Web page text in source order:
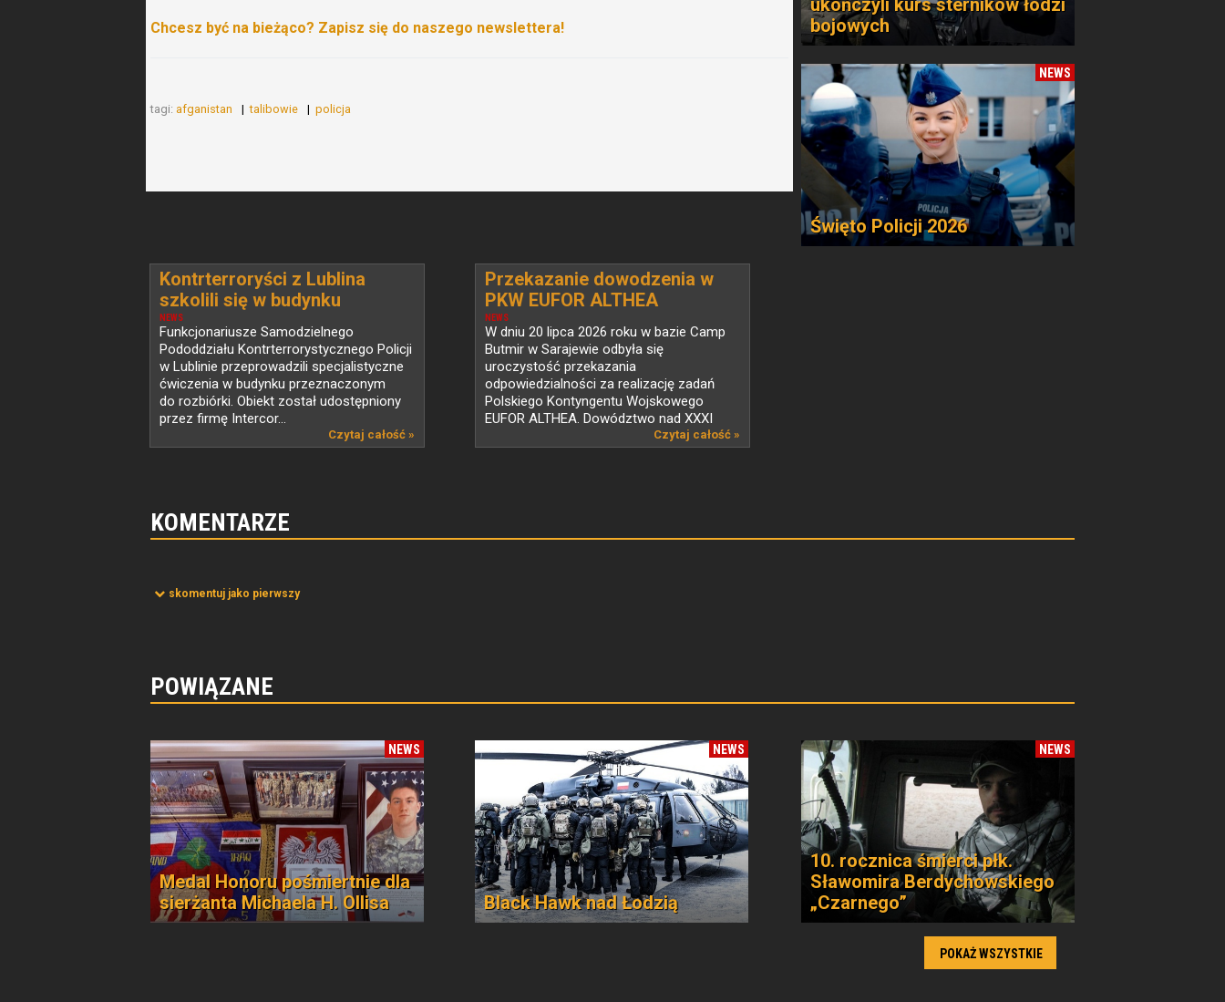
Chcesz być na bieżąco? Zapisz się do naszego newslettera!
tagi: afganistan talibowie policja
ukończyli kurs sterników łodzi
bojowych
NEWS
Święto Policji 2026
NEWS
Kontrterroryści z Lublina
szkolili się w budynku
przeznaczonym do rozbiórki
Funkcjonariusze Samodzielnego
Pododdziału Kontrterrorystycznego Policji
w Lublinie przeprowadzili specjalistyczne
ćwiczenia w budynku przeznaczonym
do rozbiórki. Obiekt został udostępniony
przez firmę Intercor...
Czytaj całość »
NEWS
Przekazanie dowodzenia w
PKW EUFOR ALTHEA
W dniu 20 lipca 2026 roku w bazie Camp
Butmir w Sarajewie odbyła się
uroczystość przekazania
odpowiedzialności za realizację zadań
Polskiego Kontyngentu Wojskowego
EUFOR ALTHEA. Dowództwo nad XXXI
Czytaj całość »
KOMENTARZE
skomentuj jako pierwszy
POWIĄZANE
NEWS
Medal Honoru pośmiertnie dla
sierżanta Michaela H. Ollisa
NEWS
Black Hawk nad Łodzią
NEWS
10. rocznica śmierci płk.
Sławomira Berdychowskiego
„Czarnego”
POKAŻ WSZYSTKIE